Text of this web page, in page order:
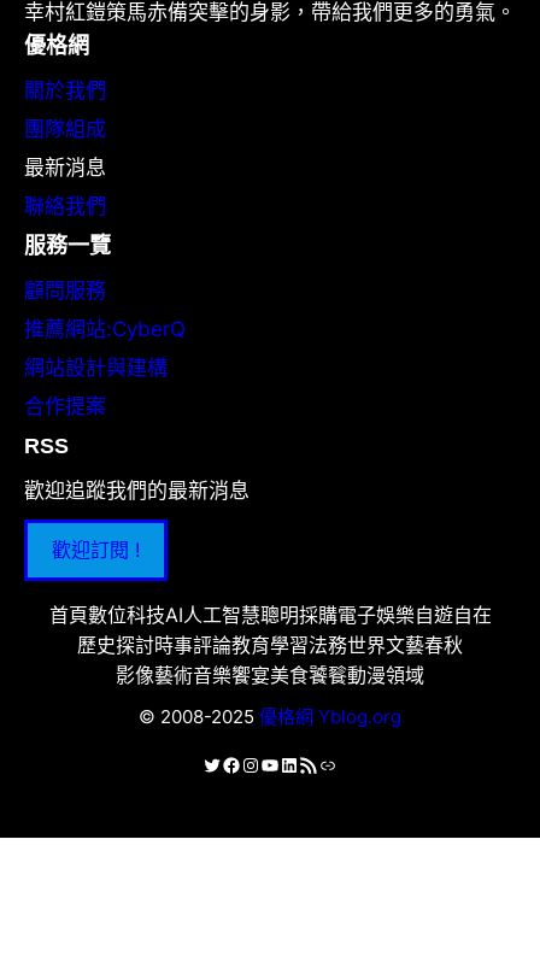
幸村紅鎧策馬赤備突擊的身影，帶給我們更多的勇氣。
優格網
關於我們
團隊組成
最新消息
聯絡我們
服務一覽
顧問服務
推薦網站:CyberQ
網站設計與建構
合作提案
RSS
歡迎追蹤我們的最新消息
歡迎訂閱 !
首頁數位科技AI人工智慧聰明採購電子娛樂自遊自在
歷史探討時事評論教育學習法務世界文藝春秋
影像藝術音樂饗宴美食饕餮動漫領域
© 2008-2025 優格網 Yblog.org
X Facebook
Instagram
YouTube
LinkedIn
RSS 資訊提供連結